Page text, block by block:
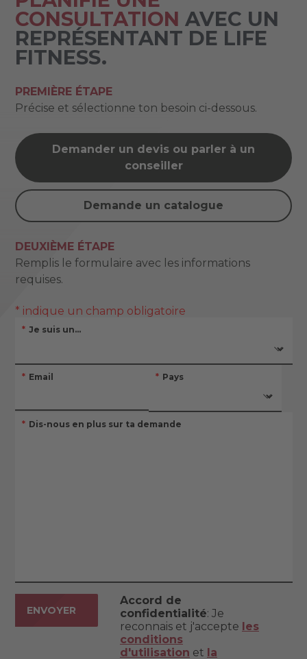
CONSULTATION AVEC UN
REPRÉSENTANT DE LIFE
FITNESS.
PREMIÈRE ÉTAPE
Précise et sélectionne ton besoin ci-dessous.
Demander un devis ou parler à un
conseiller
Demande un catalogue
DEUXIÈME ÉTAPE
Remplis le formulaire avec les informations
requises.